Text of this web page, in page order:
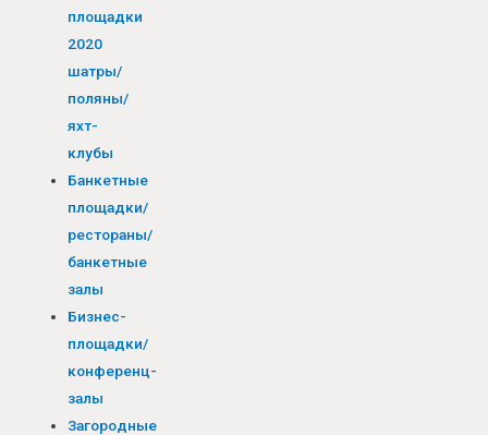
площадки
2020
шатры/
поляны/
яхт-
клубы
Банкетные
площадки/
рестораны/
банкетные
залы
Бизнес-
площадки/
конференц-
залы
Загородные